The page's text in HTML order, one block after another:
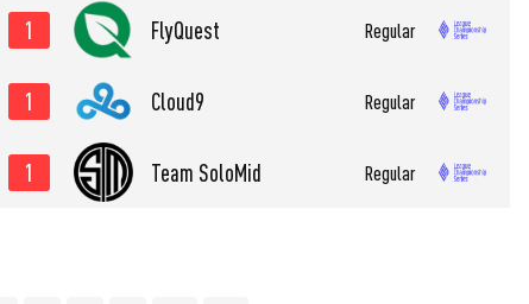
1 FlyQuest Regular
1 Cloud9 Regular
1 Team SoloMid Regular